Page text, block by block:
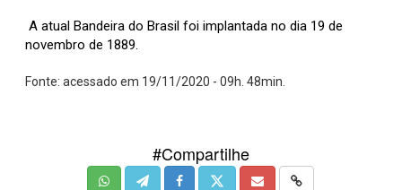
A atual Bandeira do Brasil foi implantada no dia 19 de
novembro de 1889.
Fonte: acessado em 19/11/2020 - 09h. 48min.
#Compartilhe